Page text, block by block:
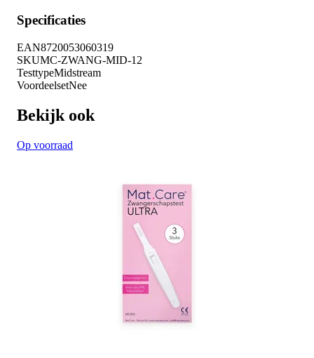
Specificaties
EAN8720053060319
SKUMC-ZWANG-MID-12
TesttypeMidstream
VoordeelsetNee
Bekijk ook
Op voorraad